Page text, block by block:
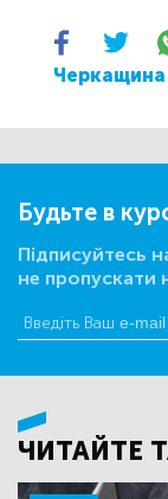
Черкащина
Будьте в
Підписуйтесь
не пропускати
ЧИТАЙТЕ